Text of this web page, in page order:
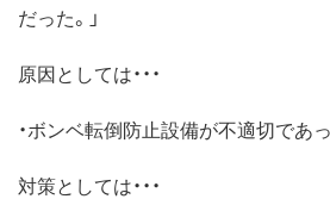
だった。」
原因としては・・・
・ボンベ転倒防止設備が不適切であっ
対策としては・・・